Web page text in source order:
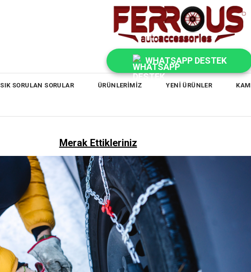
WHATSAPP DESTEK
SIK SORULAN SORULAR ÜRÜNLERİMİZ YENİ ÜRÜNLER
Merak Ettikleriniz